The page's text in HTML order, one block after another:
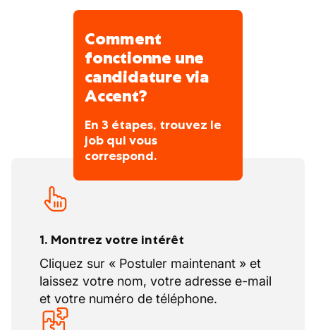
En pleine croissance, elle met l’accent sur
valorisation du travail collectif.
Comment
fonctionne une
candidature via
Accent?
En 3 étapes, trouvez le
job qui vous
correspond.
1. Montrez votre intérêt
Cliquez sur « Postuler maintenant » et
laissez votre nom, votre adresse e-mail
et votre numéro de téléphone.